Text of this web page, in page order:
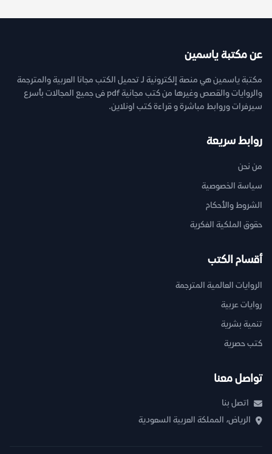
عن مكتبة ياسمين
مكتبة ياسمين هي منصة إلكترونية لـ تحميل الكتب مجانا العربية والمترجمة
والروايات والقصص وغيرها من كتب مجانية pdf فى جميع المجالات بأسرع
سيرفرات وروابط مباشرة و قراءة كتب اونلاين.
روابط سريعة
من نحن
سياسة الخصوصية
الشروط والأحكام
حقوق الملكية الفكرية
أقسام الكتب
الروايات العالمية المترجمة
روايات عربية
تنمية بشرية
كتب حصرية
تواصل معنا
اتصل بنا
الرياض، المملكة العربية السعودية